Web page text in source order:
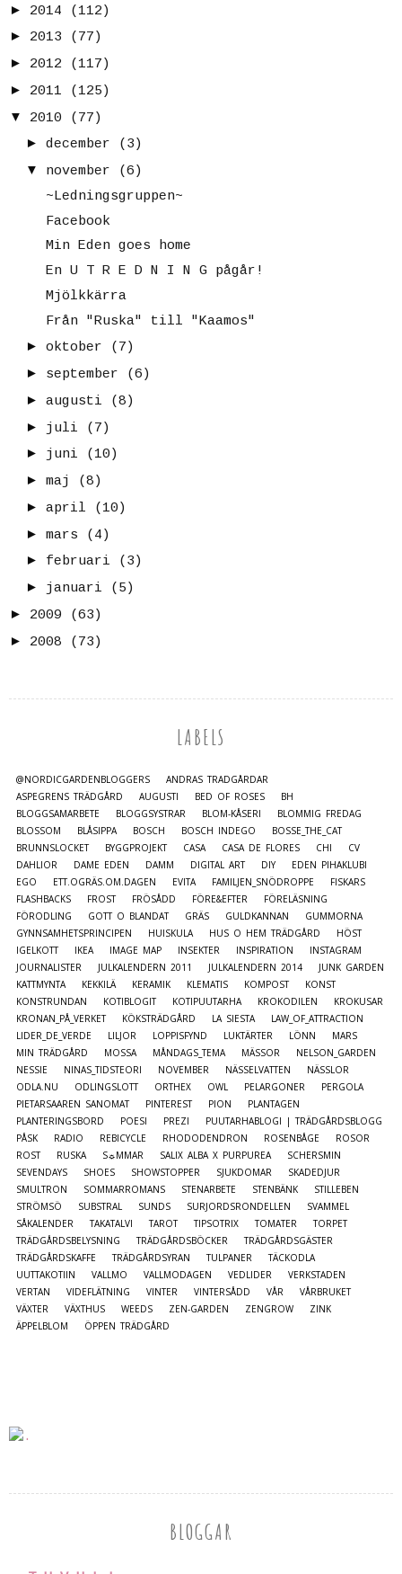
► 2014
(112)
► 2013
(77)
► 2012
(117)
► 2011
(125)
▼
2010
(77)
► december
(3)
▼
november
(6)
~Ledningsgruppen~
Facebook
Min Eden goes home
En U T R E D N I N G pågår!
Mjölkkärra
Från "Ruska" till "Kaamos"
► oktober
(7)
► september
(6)
► augusti
(8)
► juli
(7)
► juni
(10)
► maj
(8)
► april
(10)
► mars
(4)
► februari
(3)
► januari
(5)
► 2009
(63)
► 2008 (73)
LABELS
@NORDICGARDENBLOGGERS
ANDRAS TRÄDGÅRDAR
ASPEGRENS TRÄDGÅRD
AUGUSTI BED OF ROSES
BH
BLOGGSAMARBETE
BLOGGSYSTRAR BLOM-KÅSERI
BLOMMIG FREDAG
BLOSSOM
BLÅSIPPA BOSCH BOSCH INDEGO
BOSSE_THE_CAT
BRUNNSLOCKET
BYGGPROJEKT CASA CASA DE FLORES CHI
CV
DAHLIOR
DAME EDEN DAMM DIGITAL ART DIY
EDEN PIHAKLUBI
EGO
ETT.OGRÄS.OM.DAGEN EVITA FAMILJEN_SNÖDROPPE
FISKARS
FLASHBACKS
FROST FRÖSÅDD FÖRE&EFTER
FÖRELÄSNING
FÖRODLING
GOTT O BLANDAT GRÄS GULDKANNAN
GUMMORNA
GYNNSAMHETSPRINCIPEN
HUISKULA HUS O HEM TRÄDGÅRD
HÖST
IGELKOTT
IKEA IMAGE MAP INSEKTER INSPIRATION
INSTAGRAM
JOURNALISTER
JULKALENDERN 2011 JULKALENDERN 2014
JUNK GARDEN
KATTMYNTA
KEKKILÄ KERAMIK KLEMATIS KOMPOST
KONST
KONSTRUNDAN
KOTIBLOGIT KOTIPUUTARHA KROKODILEN
KROKUSAR
KRONAN_PÅ_VERKET
KÖKSTRÄDGÅRD LA SIESTA
LAW_OF_ATTRACTION
LIDER_DE_VERDE
LILJOR LOPPISFYND LUKTÄRTER LÖNN
MARS
MIN TRÄDGÅRD
MOSSA MÅNDAGS_TEMA MÄSSOR
NELSON_GARDEN
NESSIE
NINAS_TIDSTEORI NOVEMBER NÄSSELVATTEN
NÄSSLOR
ODLA.NU
ODLINGSLOTT ORTHEX OWL PELARGONER
PERGOLA
PIETARSAAREN SANOMAT
PINTEREST PION
PLANTAGEN
PLANTERINGSBORD
POESI PREZI
PUUTARHABLOGI | TRÄDGÅRDSBLOGG
PÅSK
RADIO REBICYCLE RHODODENDRON ROSENBÅGE
ROSOR
ROST
RUSKA S☼MMAR SALIX ALBA X PURPUREA
SCHERSMIN
SEVENDAYS
SHOES SHOWSTOPPER SJUKDOMAR
SKADEDJUR
SMULTRON
SOMMARROMANS STENARBETE STENBÄNK
STILLEBEN
STRÖMSÖ
SUBSTRAL SUNDS SURJORDSRONDELLEN
SVAMMEL
SÅKALENDER
TAKATALVI TAROT TIPSOTRIX TOMATER
TORPET
TRÄDGÅRDSBELYSNING
TRÄDGÅRDSBÖCKER
TRÄDGÅRDSGÄSTER
TRÄDGÅRDSKAFFE
TRÄDGÅRDSYRAN TULPANER
TÄCKODLA
UUTTAKOTIIN
VALLMO VALLMODAGEN VEDLIDER
VERKSTADEN
VERTAN
VIDEFLÄTNING VINTER VINTERSÅDD VÅR
VÅRBRUKET
VÄXTER
VÄXTHUS WEEDS ZEN-GARDEN ZENGROW
ZINK
ÄPPELBLOM
ÖPPEN TRÄDGÅRD
BLOGGAR